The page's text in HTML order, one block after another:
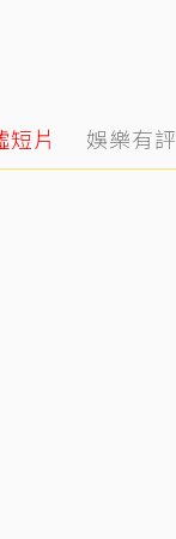
短片 娛樂有評